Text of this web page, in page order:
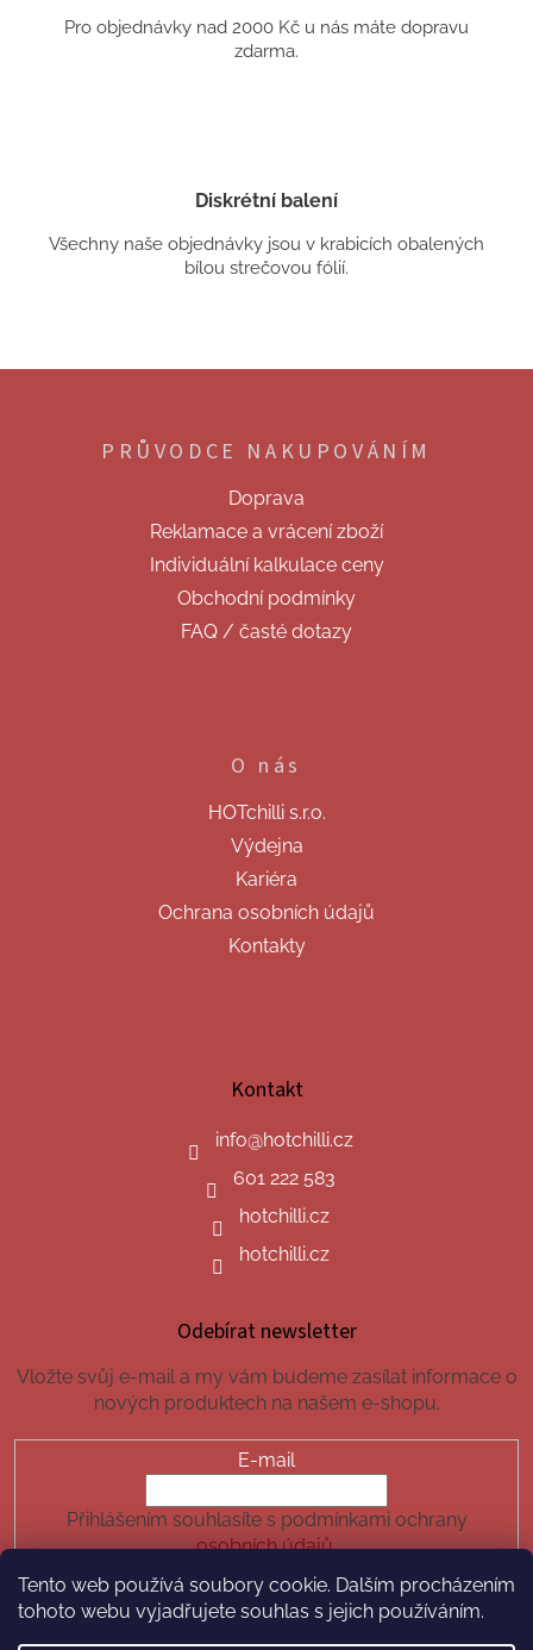
Tento web používá soubory cookie. Dalším procházením
tohoto webu vyjadřujete souhlas s jejich používáním.
Pro objednávky nad 2000 Kč u nás máte dopravu
zdarma.
Diskrétní balení
Všechny naše objednávky jsou v krabicích obalených
bílou strečovou fólií.
PRŮVODCE NAKUPOVÁNÍM
Doprava
Reklamace a vrácení zboží
Individuální kalkulace ceny
Obchodní podmínky
FAQ / časté dotazy
O nás
HOTchilli s.r.o.
Výdejna
Kariéra
Ochrana osobních údajů
Kontakty
Kontakt
info@hotchilli.cz
601 222 583
hotchilli.cz
hotchilli.cz
Odebírat newsletter
Vložte svůj e-mail a my vám budeme zasílat informace o
nových produktech na našem e-shopu.
E-mail
Přihlášením souhlasíte s podmínkami ochrany
osobních údajů.
PŘIHLÁSIT SE